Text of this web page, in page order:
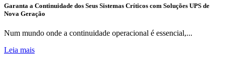
Garanta a Continuidade dos Seus Sistemas Críticos com Soluções UPS de
Nova Geração
Num mundo onde a continuidade operacional é essencial,...
Leia mais